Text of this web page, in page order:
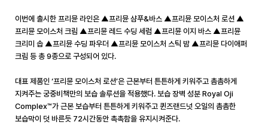
이번에 출시한 프리뮨 라인은 ▲프리뮨 샴푸&바스 ▲프리뮨 모이스처 로션 ▲
프리뮨 모이스처 크림 ▲프리뮨 레드 수딩 세럼 ▲프리뮨 이지 바스 ▲프리뮨
크리미 솝 ▲프리뮨 수딩 파우더 ▲프리뮨 모이스처 스틱 밤 ▲프리뮨 다이애퍼
크림 등 총 9종으로 구성되어 있다.
대표 제품인 ‘프리뮨 모이스처 로션’은 근본부터 튼튼하게 키워주고 촘촘하게
지켜주는 궁중비책만의 보습 솔루션을 적용했다. 보습 장벽 성분 Royal Oji
Complex™가 근본 보습부터 튼튼하게 키워주고 퀸즈랜드넛 오일의 촘촘한
보습막이 덧 바른듯 72시간동안 촉촉함을 유지시켜준다.